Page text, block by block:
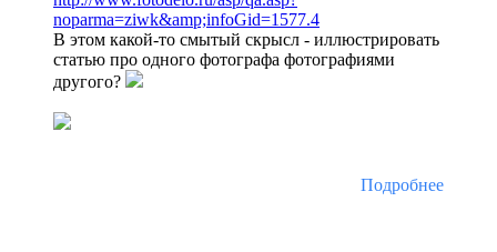
noparma=ziwk&amp;infoGid=1577.4
В этом какой-то смытый скрысл - иллюстрировать
статью про одного фотографа фотографиями
другого?
Подробнее